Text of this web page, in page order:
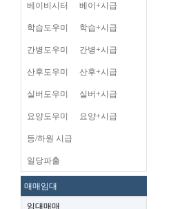
베이비시터 베이+시급
학습도우미 학습+시급
간병도우미 간병+시급
산후도우미 산후+시급
실버도우미 실버+시급
요양도우미 요양+시급
등/하원 시급
일당파출
매매임대
임대매매